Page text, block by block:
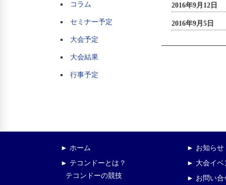
コラム
セミナー予定
大会予定
大会結果
行事予定
2016年9月12日
2016年9月5日
► ホーム
► テコンドーとは？
テコンドーの競技
► お知らせ
► 大会イベ
► お問い合